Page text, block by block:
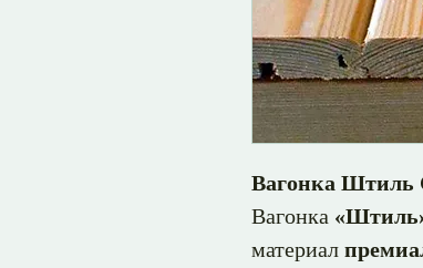
Вагонка Штиль
Вагонка
материал